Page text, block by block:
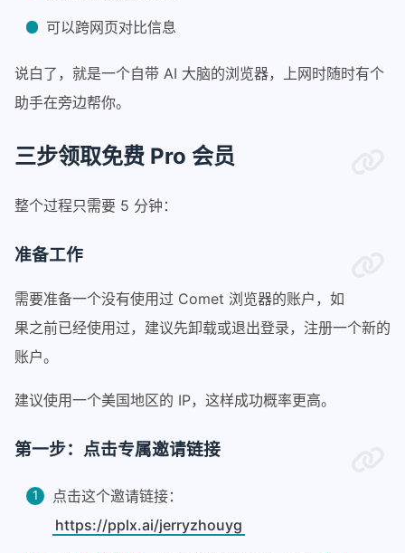
可以跨网页对比信息
说白了，就是一个自带 AI 大脑的浏览器，上网时随时有个
助手在旁边帮你。
三步领取免费 Pro 会员
整个过程只需要 5 分钟：
准备工作
需要准备一个没有使用过 Comet 浏览器的账户，如
果之前已经使用过，建议先卸载或退出登录，注册一个新的
账户。
建议使用一个美国地区的 IP，这样成功概率更高。
第一步：点击专属邀请链接
点击这个邀请链接：
https://pplx.ai/jerryzhouyg